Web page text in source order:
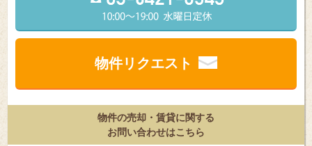
物件リクエスト
物件の売却・賃貸に関する
お問い合わせはこちら